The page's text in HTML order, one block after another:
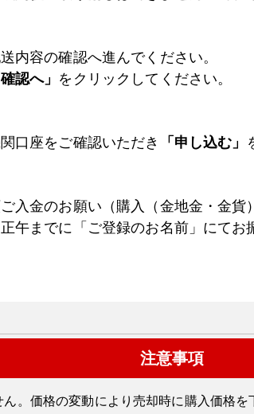
内容の確認へ進んでください。
認へ」 をクリックしてください。
口座をご確認いただき 「申し込む」
入金のお願い（購入（金地金・金
午までに「ご登録のお名前」にてお
注意事項
。価格の変動により売却時に購入価格を